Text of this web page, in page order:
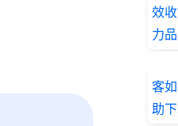
效
力
客
助